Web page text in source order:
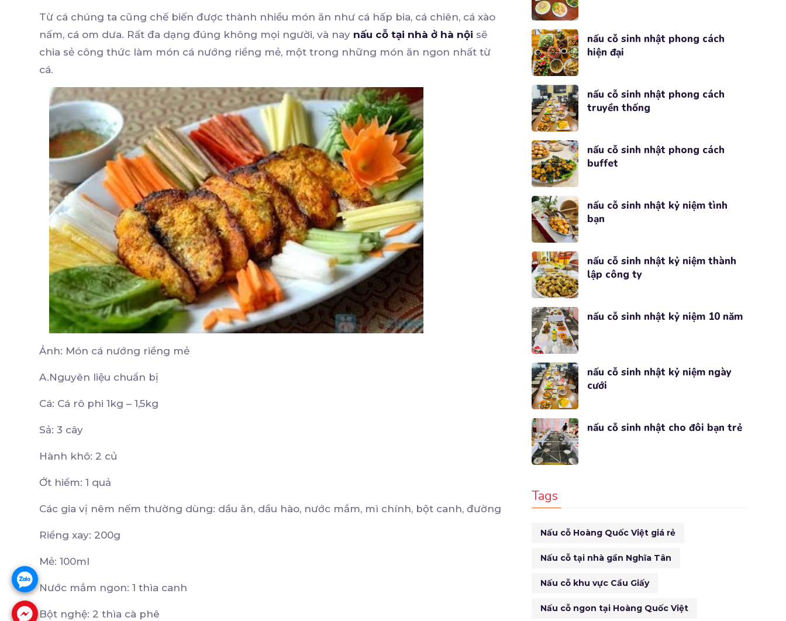
Từ cá chúng ta cũng chế biến được thành nhiều món ăn như cá hấp bia, cá chiên, cá xào
nấm, cá om dưa. Rất đa dạng đúng không mọi người, và nay nấu cỗ tại nhà ở hà nội sẽ
chia sẻ công thức làm món cá nướng riềng mẻ, một trong những món ăn ngon nhất từ
cá.
Ảnh: Món cá nướng riềng mẻ
A.Nguyên liệu chuẩn bị
Cá: Cá rô phi 1kg – 1,5kg
Sả: 3 cây
Hành khô: 2 củ
Ớt hiểm: 1 quả
Các gia vị nêm nếm thường dùng: dầu ăn, dầu hào, nước mắm, mì chính, bột canh, đường
Riềng xay: 200g
Mẻ: 100ml
Nước mắm ngon: 1 thìa canh
Bột nghệ: 2 thìa cà phê
nấu cỗ sinh nhật phong cách
hiện đại
nấu cỗ sinh nhật phong cách
truyền thống
nấu cỗ sinh nhật phong cách
buffet
nấu cỗ sinh nhật kỷ niệm tình
bạn
nấu cỗ sinh nhật kỷ niệm thành
lập công ty
nấu cỗ sinh nhật kỷ niệm 10 năm
nấu cỗ sinh nhật kỷ niệm ngày
cưới
nấu cỗ sinh nhật cho đôi bạn trẻ
Tags
Nấu cỗ Hoàng Quốc Việt giá rẻ
Nấu cỗ tại nhà gần Nghĩa Tân
Nấu cỗ khu vực Cầu Giấy
Nấu cỗ ngon tại Hoàng Quốc Việt